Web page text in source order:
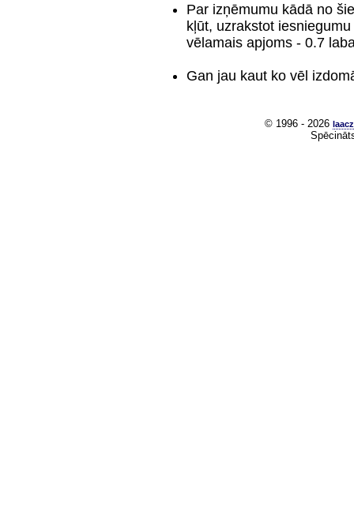
Par izņēmumu kādā no
kļūt, uzrakstot
vēlamais apjoms - 0.7
Gan jau kaut ko vēl
© 1996 - 2026 laacz